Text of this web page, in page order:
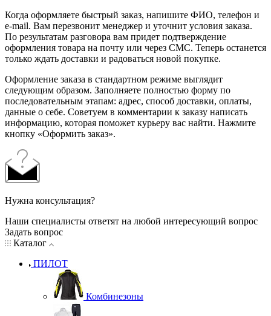
Когда оформляете быстрый заказ, напишите ФИО, телефон и
e-mail. Вам перезвонит менеджер и уточнит условия заказа.
По результатам разговора вам придет подтверждение
оформления товара на почту или через СМС. Теперь останется
только ждать доставки и радоваться новой покупке.
Оформление заказа в стандартном режиме выглядит
следующим образом. Заполняете полностью форму по
последовательным этапам: адрес, способ доставки, оплаты,
данные о себе. Советуем в комментарии к заказу написать
информацию, которая поможет курьеру вас найти. Нажмите
кнопку «Оформить заказ».
Нужна консультация?
Наши специалисты ответят на любой интересующий вопрос
Задать вопрос
Каталог
ПИЛОТ
Комбинезоны